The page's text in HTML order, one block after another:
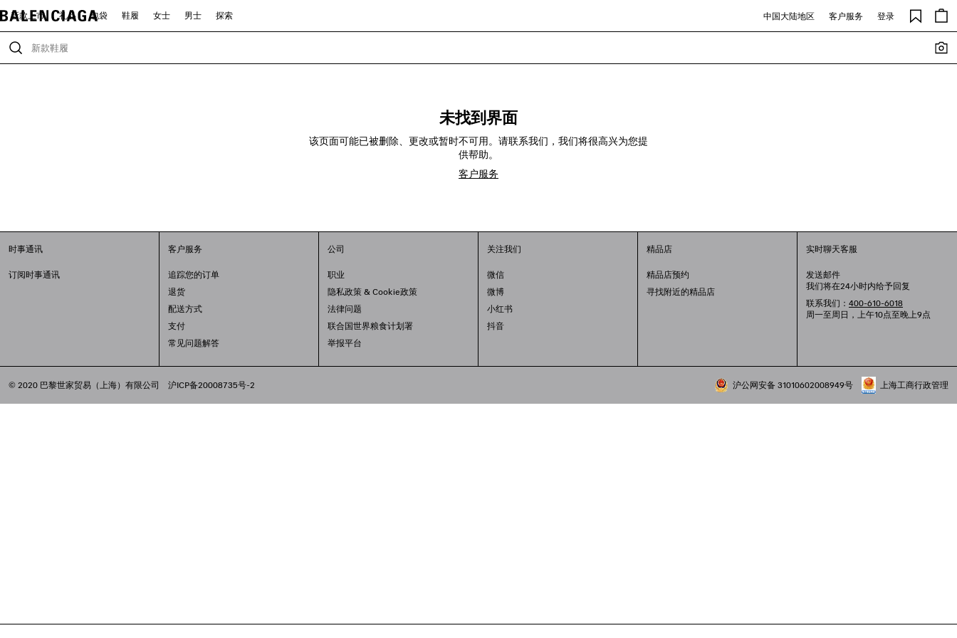
新款上市 礼品 包袋 鞋履 女士 男士 探索 中国大陆地区 客户服务 登录
未找到界面
该页面可能已被删除、更改或暂时不可用。请联系我们，我们将很高兴为您提
供帮助。
客户服务
时事通讯
订阅时事通讯
客户服务
追踪您的订单
退货
配送方式
支付
常见问题解答
公司
职业
隐私政策 & Cookie政策
法律问题
联合国世界粮食计划署
举报平台
关注我们
微信
微博
小红书
抖音
精品店
精品店预约
寻找附近的精品店
实时聊天客服
发送邮件
我们将在24小时内给予回复
联系我们： 400-610-6018
周一至周日，上午10点至晚上9点
© 2020 巴黎世家贸易（上海）有限公司 沪ICP备20008735号-2 沪公网安备 31010602008949号 上海工商行政管理